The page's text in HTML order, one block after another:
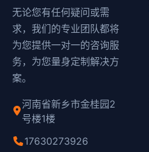
无论您有任何疑问或需
求，我们的专业团队都将
为您提供一对一的咨询服
务，为您量身定制解决方
案。
河南省新乡市金桂园2
号楼1楼
17630273926